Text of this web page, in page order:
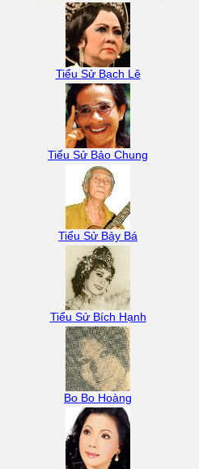
Tiểu Sử Bạch Lê
Tiểu Sử Bảo Chung
Tiểu Sử Bảy Bá
Tiểu Sử Bích Hạnh
Bo Bo Hoàng